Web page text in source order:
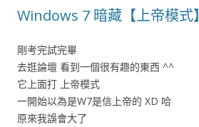
Windows 7 暗藏【上帝模式】
剛考完試完畢
去逛論壇 看到一個很有趣的東西 ^^
它上面打 上帝模式
一開始以為是W7是信上帝的 XD 哈
原來我誤會大了